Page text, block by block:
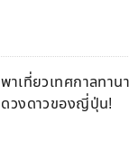
พาเที่ยวเทศกาลทาน
ดวงดาวของญี่ปุ่น!